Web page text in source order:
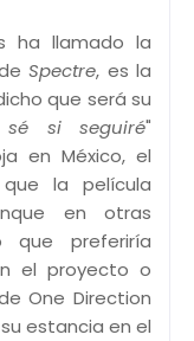
ha llamado la
deSpectre, es la
que será su
sé si seguiré"
en México, el
la película
en otras
preferiría
el proyecto o
One Direction
estancia en el